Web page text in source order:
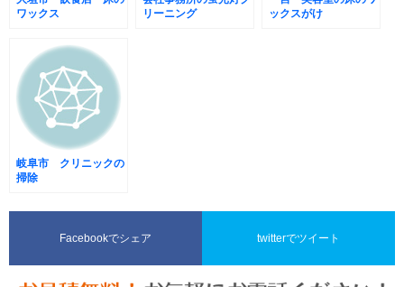
ワックス
リーニング
ックスがけ
岐阜市 クリニックの
掃除
Facebookでシェア twitterでツイート